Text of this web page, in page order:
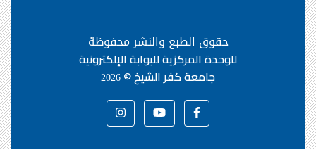
حقوق الطبع والنشر محفوظة
للوحدة المركزية للبوابة الإلكترونية
جامعة كفر الشيخ ©2026